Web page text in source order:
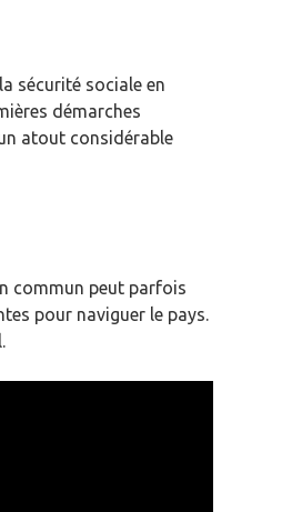
sécurité sociale en
démarches
atout considérable
commun peut parfois
pour naviguer le pays.